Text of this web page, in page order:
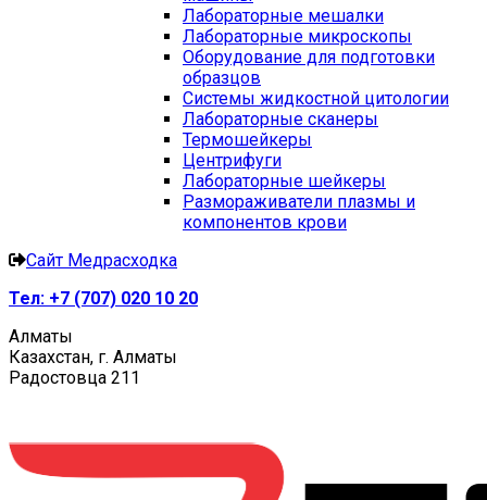
Лабораторные мешалки
Лабораторные микроскопы
Оборудование для подготовки
образцов
Системы жидкостной цитологии
Лабораторные сканеры
Термошейкеры
Центрифуги
Лабораторные шейкеры
Размораживатели плазмы и
компонентов крови
Сайт Медрасходка
Тел: +7 (707) 020 10 20
Алматы
Казахстан, г. Алматы
Радостовца 211